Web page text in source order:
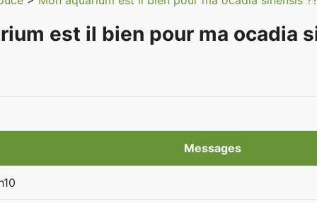
est il bien pour ma ocadia
Messages